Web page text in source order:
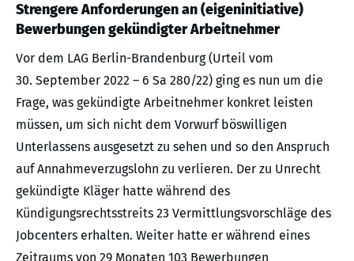
Strengere Anforderungen an (eigeninitiative)
Bewerbungen gekündigter Arbeitnehmer
Vor dem LAG Berlin-Brandenburg (Urteil vom
30. September 2022 ­– 6 Sa 280/22) ging es nun um die
Frage, was gekündigte Arbeitnehmer konkret leisten
müssen, um sich nicht dem Vorwurf böswilligen
Unterlassens ausgesetzt zu sehen und so den Anspruch
auf Annahmeverzugslohn zu verlieren. Der zu Unrecht
gekündigte Kläger hatte während des
Kündigungsrechtsstreits 23 Vermittlungsvorschläge des
Jobcenters erhalten. Weiter hatte er während eines
Zeitraums von 29 Monaten 103 Bewerbungen